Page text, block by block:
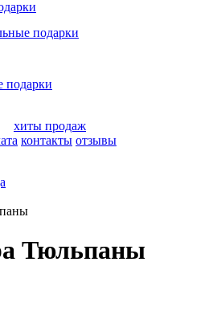
подарки
подарки
хиты продаж
контакты отзывы
Тюльпаны